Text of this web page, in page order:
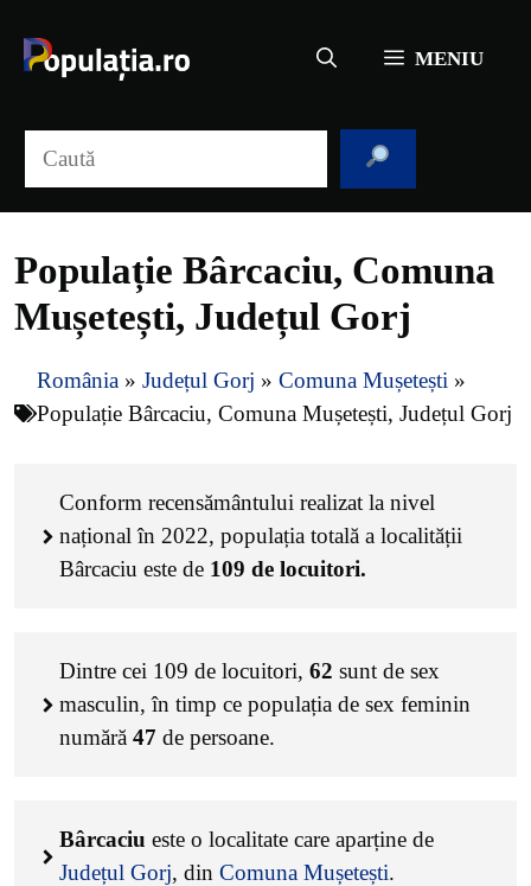
conținut
MENIU
Populație Bârcaciu, Comuna
Mușetești, Județul Gorj
România » Județul Gorj » Comuna Mușetești »
Populație Bârcaciu, Comuna Mușetești, Județul Gorj
Conform recensământului realizat la nivel
național în 2022, populația totală a localității
Bârcaciu este de 109 de locuitori.
Dintre cei 109 de locuitori, 62 sunt de sex
masculin, în timp ce populația de sex feminin
numără 47 de persoane.
Bârcaciu este o localitate care aparține de
Județul Gorj, din Comuna Mușetești.